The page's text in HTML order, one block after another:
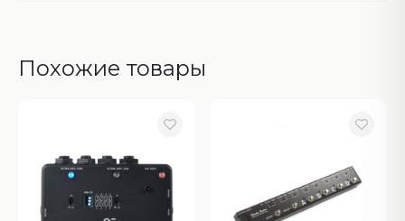
Похожие товары